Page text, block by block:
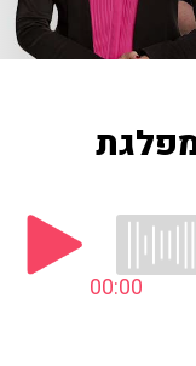
00:00